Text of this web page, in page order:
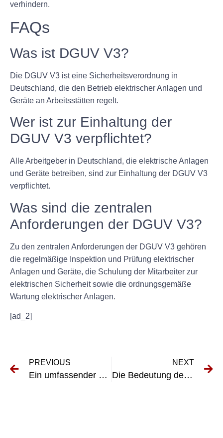
verhindern.
FAQs
Was ist DGUV V3?
Die DGUV V3 ist eine Sicherheitsverordnung in
Deutschland, die den Betrieb elektrischer Anlagen und
Geräte an Arbeitsstätten regelt.
Wer ist zur Einhaltung der
DGUV V3 verpflichtet?
Alle Arbeitgeber in Deutschland, die elektrische Anlagen
und Geräte betreiben, sind zur Einhaltung der DGUV V3
verpflichtet.
Was sind die zentralen
Anforderungen der DGUV V3?
Zu den zentralen Anforderungen der DGUV V3 gehören
die regelmäßige Inspektion und Prüfung elektrischer
Anlagen und Geräte, die Schulung der Mitarbeiter zur
elektrischen Sicherheit sowie die ordnungsgemäße
Wartung elektrischer Anlagen.
[ad_2]
PREVIOUS
Ein umfassender Leitfaden zu UVV-Schweißgeräten: Was Sie wissen müssen
NEXT
Die Bedeutung der UVV-Sicherheitsprüfung für die Arbeitssicherheit verstehen